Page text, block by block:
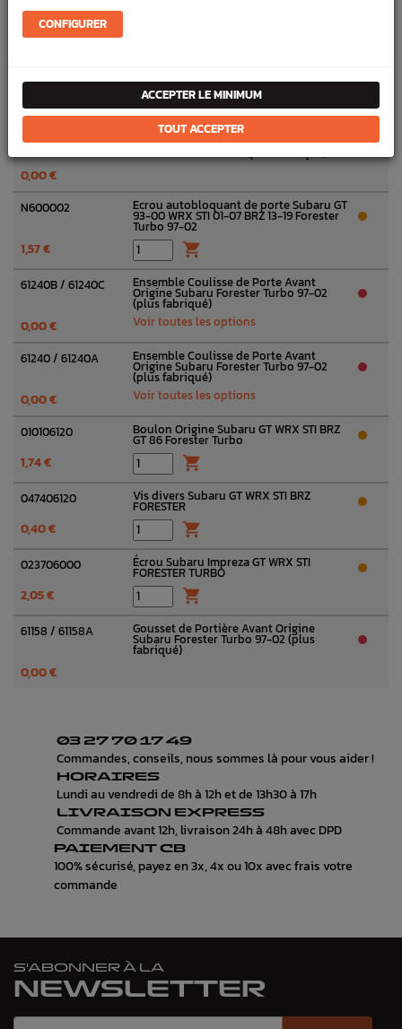
31,32 €
97-02
23,46 € 
61244 Panneau de Porte Avant Origine Subaru
Forester Turbo 97-02 (plus fabriqué)
0,00 €
N600002 Ecrou autobloquant de porte Subaru GT
93-00 WRX STI 01-07 BRZ 13-19 Forester
Turbo 97-02
1,57 € 
61240B / 61240C Ensemble Coulisse de Porte Avant
Origine Subaru Forester Turbo 97-02
(plus fabriqué)
0,00 € Voir toutes les options
61240 / 61240A Ensemble Coulisse de Porte Avant
Origine Subaru Forester Turbo 97-02
(plus fabriqué)
0,00 € Voir toutes les options
010106120 Boulon Origine Subaru GT WRX STI BRZ
GT 86 Forester Turbo
1,74 € 
047406120 Vis divers Subaru GT WRX STI BRZ
FORESTER
0,40 € 
023706000 Écrou Subaru Impreza GT WRX STI
FORESTER TURBO
2,05 € 
61158 / 61158A Gousset de Portière Avant Origine
Subaru Forester Turbo 97-02 (plus
fabriqué)
0,00 €
03 27 70 17 49
Commandes, conseils, nous sommes là pour vous aider !
HORAIRES
Lundi au vendredi de 8h à 12h et de 13h30 à 17h
LIVRAISON EXPRESS
Commande avant 12h, livraison 24h à 48h avec DPD
PAIEMENT CB
100% sécurisé, payez en 3x, 4x ou 10x avec frais votre
commande
S'ABONNER À LA
NEWSLETTER
CONFIGURER
ACCEPTER LE MINIMUM
TOUT ACCEPTER